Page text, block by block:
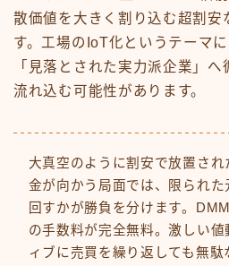
散価値を大きく割り込む超割安
す。工場のIoT化というテーマ
「見落とされた実力派企業」
流れ込む可能性があります。
大真空のように割安で放置さ
金が向かう局面では、限られた
回すかが勝負を分けます。
の手数料が完全無料。激しい
ィブに売買を繰り返しても無駄